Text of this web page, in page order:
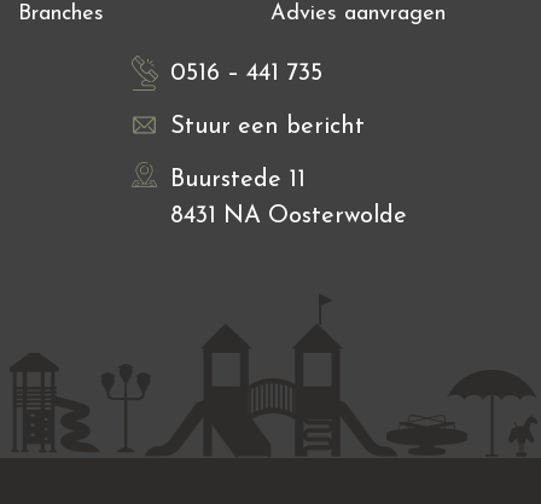
Branches
Advies aanvragen
0516 – 441 735
Stuur een bericht
Buurstede 11
8431 NA Oosterwolde